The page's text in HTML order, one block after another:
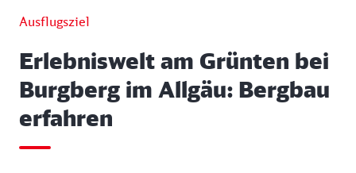
Ausflugsziel
Erlebniswelt am Grünten bei
Burgberg im Allgäu: Bergbau
erfahren